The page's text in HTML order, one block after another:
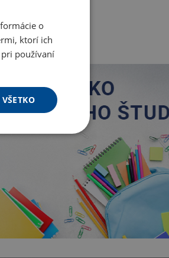
o
ktorí ich
používaní